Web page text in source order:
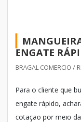
ENGATE
BRAGAL COMERCIO /
Para o cliente que
engate rápido,
cotação por meio